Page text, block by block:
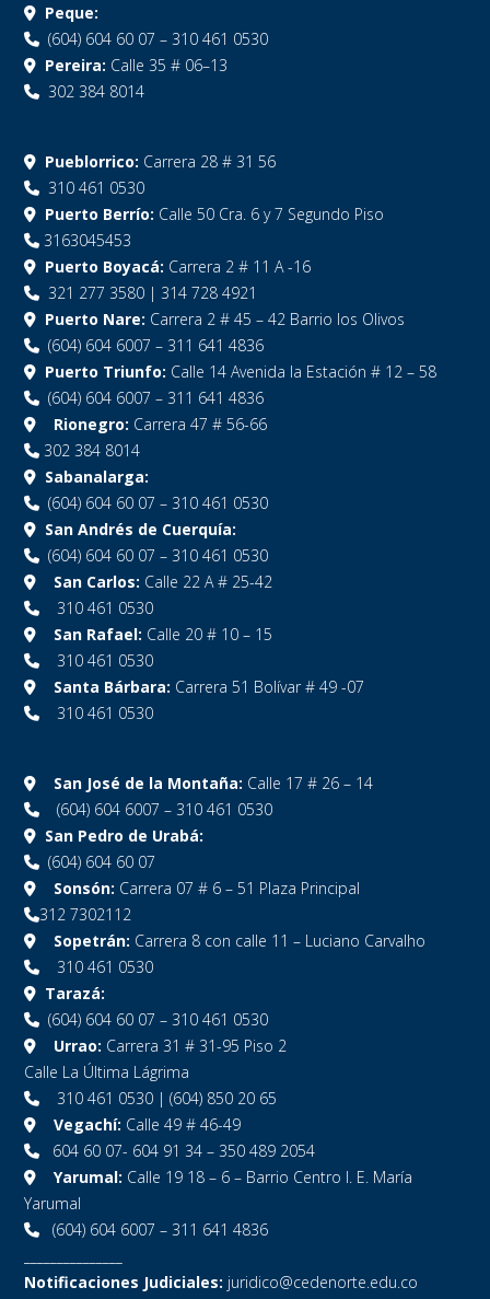
Peque:
(604) 604 60 07 – 310 461 0530
Pereira: Calle 35 # 06–13
302 384 8014
Pueblorrico: Carrera 28 # 31 56
310 461 0530
Puerto Berrío: Calle 50 Cra. 6 y 7 Segundo Piso
3163045453
Puerto Boyacá: Carrera 2 # 11 A -16
321 277 3580 | 314 728 4921
Puerto Nare: Carrera 2 # 45 – 42 Barrio los Olivos
(604) 604 6007 – 311 641 4836
Puerto Triunfo: Calle 14 Avenida la Estación # 12 – 58
(604) 604 6007 – 311 641 4836
Rionegro: Carrera 47 # 56-66
302 384 8014
Sabanalarga:
(604) 604 60 07 – 310 461 0530
San Andrés de Cuerquía:
(604) 604 60 07 – 310 461 0530
San Carlos: Calle 22 A # 25-42
310 461 0530
San Rafael: Calle 20 # 10 – 15
310 461 0530
Santa Bárbara: Carrera 51 Bolívar # 49 -07
310 461 0530
San José de la Montaña: Calle 17 # 26 – 14
(604) 604 6007 – 310 461 0530
San Pedro de Urabá:
(604) 604 60 07
Sonsón: Carrera 07 # 6 – 51 Plaza Principal
312 7302112
Sopetrán: Carrera 8 con calle 11 – Luciano Carvalho
310 461 0530
Tarazá:
(604) 604 60 07 – 310 461 0530
Urrao: Carrera 31 # 31-95 Piso 2
Calle La Última Lágrima
310 461 0530 | (604) 850 20 65
Vegachí: Calle 49 # 46-49
604 60 07- 604 91 34 – 350 489 2054
Yarumal: Calle 19 18 – 6 – Barrio Centro I. E. María
Yarumal
(604) 604 6007 – 311 641 4836
Notificaciones Judiciales: juridico@cedenorte.edu.co